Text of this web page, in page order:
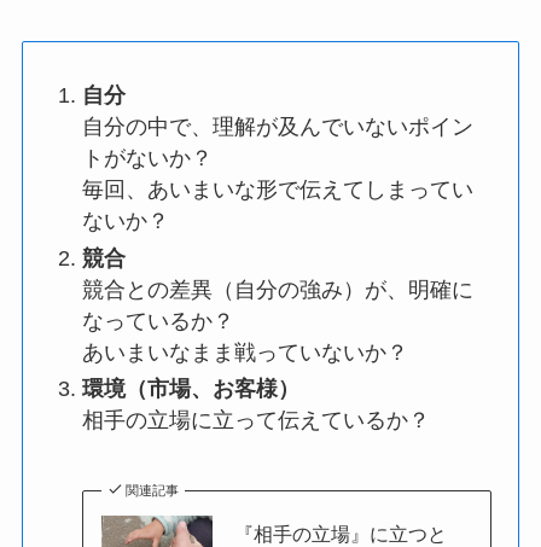
自分
自分の中で、理解が及んでいないポイン
トがないか？
毎回、あいまいな形で伝えてしまってい
ないか？
競合
競合との差異（自分の強み）が、明確に
なっているか？
あいまいなまま戦っていないか？
環境（市場、お客様）
相手の立場に立って伝えているか？
関連記事
『相手の立場』に立つと